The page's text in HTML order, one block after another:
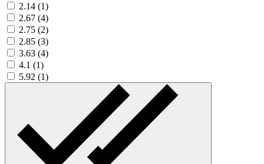
2.14 (1)
2.67 (4)
2.75 (2)
2.85 (3)
3.63 (4)
4.1 (1)
5.92 (1)